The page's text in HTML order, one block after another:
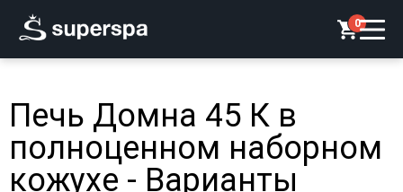
0
Печь Домна 45 К в
полноценном наборном
кожухе - Варианты